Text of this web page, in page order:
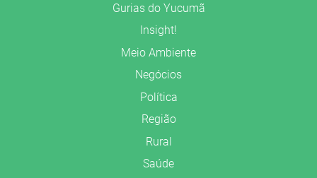
Gurias do Yucumã
Insight!
Meio Ambiente
Negócios
Política
Região
Rural
Saúde